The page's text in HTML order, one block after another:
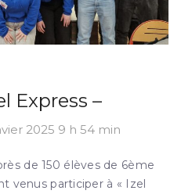
Express –
2025 9 h 54 min
de 150 élèves de 6ème
venus participer à « Izel